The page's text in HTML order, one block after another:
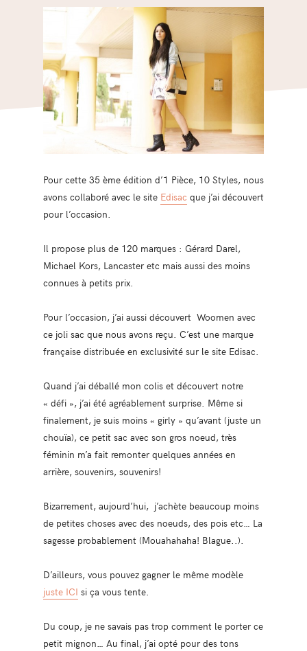
Pour cette 35 ème édition d’1 Pièce, 10 Styles, nous
avons collaboré avec le site Edisac que j’ai découvert
pour l’occasion.
Il propose plus de 120 marques : Gérard Darel,
Michael Kors, Lancaster etc mais aussi des moins
connues à petits prix.
Pour l’occasion, j’ai aussi découvert Woomen avec
ce joli sac que nous avons reçu. C’est une marque
française distribuée en exclusivité sur le site Edisac.
Quand j’ai déballé mon colis et découvert notre
« défi », j’ai été agréablement surprise. Même si
finalement, je suis moins « girly » qu’avant (juste un
chouïa), ce petit sac avec son gros noeud, très
féminin m’a fait remonter quelques années en
arrière, souvenirs, souvenirs!
Bizarrement, aujourd’hui, j’achète beaucoup moins
de petites choses avec des noeuds, des pois etc… La
sagesse probablement (Mouahahaha! Blague..).
D’ailleurs, vous pouvez gagner le même modèle
juste ICI si ça vous tente.
Du coup, je ne savais pas trop comment le porter ce
petit mignon… Au final, j’ai opté pour des tons